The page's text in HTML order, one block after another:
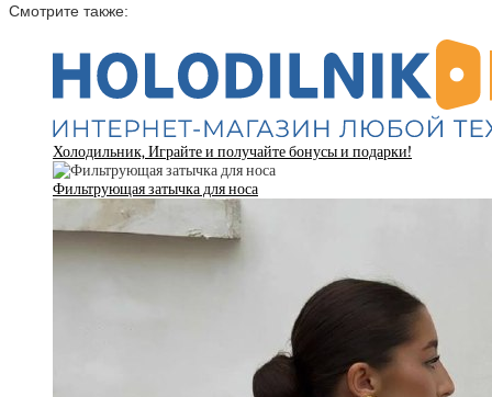
Смотрите также:
Холодильник, Играйте и получайте бонусы и подарки!
Фильтрующая затычка для носа